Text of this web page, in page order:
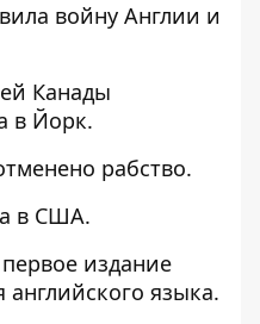
войну Англии и
Канады
в Йорк.
рабство.
в США.
издание
английского языка.